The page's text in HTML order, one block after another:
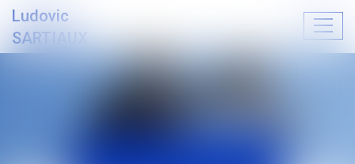
Ludovic
SARTIAUX
Ouvrir
le